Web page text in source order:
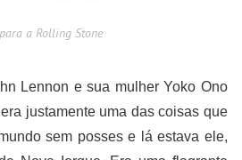
a Rolling Stone
Lennon e sua mulher Yoko Ono
justamente uma das coisas que
sem posses e lá estava ele,